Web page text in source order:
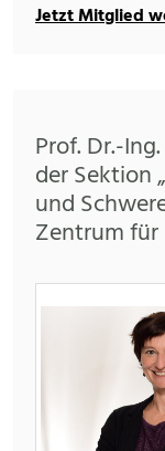
Jetzt Mitglied
Prof. Dr.-
der Sektion
und
Zentrum